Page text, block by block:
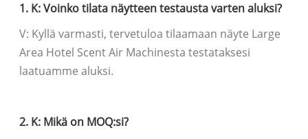
1. K: Voinko tilata näytteen testausta varten aluksi?
V: Kyllä varmasti, tervetuloa tilaamaan näyte Large
Area Hotel Scent Air Machinesta testataksesi
laatuamme aluksi.
2. K: Mikä on MOQ:si?